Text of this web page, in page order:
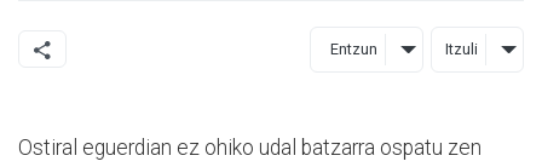
Entzun Itzuli
Ostiral eguerdian ez ohiko udal batzarra ospatu zen